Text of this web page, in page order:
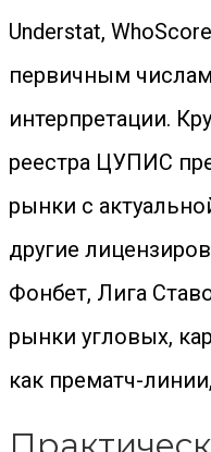
Understat,
первичным
интерпретации.
реестра ЦУПИС
рынки с
другие
Фонбет, Лига
рынки угловых,
как прематч-